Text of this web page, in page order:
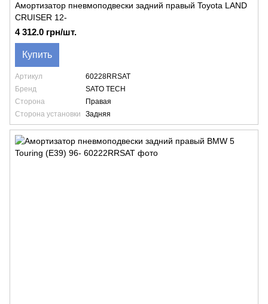
Амортизатор пневмоподвески задний правый Toyota LAND
CRUISER 12-
4 312.0 грн/шт.
Купить
Артикул
60228RRSAT
Бренд
SATO TECH
Сторона
Правая
Сторона установки
Задняя